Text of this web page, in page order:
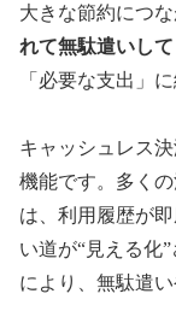
大きな節約につ
れて無駄遣いし
「必要な支出」
キャッシュレス
機能です。多く
は、利用履歴が
い道が“見える化
により、無駄遣